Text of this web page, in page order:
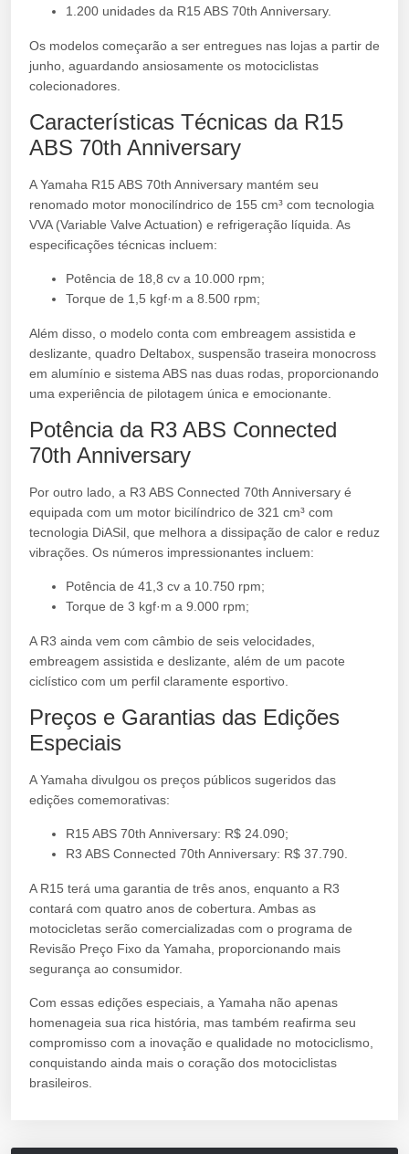
1.200 unidades da R15 ABS 70th Anniversary.
Os modelos começarão a ser entregues nas lojas a partir de
junho, aguardando ansiosamente os motociclistas
colecionadores.
Características Técnicas da R15
ABS 70th Anniversary
A Yamaha R15 ABS 70th Anniversary mantém seu
renomado motor monocilíndrico de 155 cm³ com tecnologia
VVA (Variable Valve Actuation) e refrigeração líquida. As
especificações técnicas incluem:
Potência de 18,8 cv a 10.000 rpm;
Torque de 1,5 kgf·m a 8.500 rpm;
Além disso, o modelo conta com embreagem assistida e
deslizante, quadro Deltabox, suspensão traseira monocross
em alumínio e sistema ABS nas duas rodas, proporcionando
uma experiência de pilotagem única e emocionante.
Potência da R3 ABS Connected
70th Anniversary
Por outro lado, a R3 ABS Connected 70th Anniversary é
equipada com um motor bicilíndrico de 321 cm³ com
tecnologia DiASil, que melhora a dissipação de calor e reduz
vibrações. Os números impressionantes incluem:
Potência de 41,3 cv a 10.750 rpm;
Torque de 3 kgf·m a 9.000 rpm;
A R3 ainda vem com câmbio de seis velocidades,
embreagem assistida e deslizante, além de um pacote
ciclístico com um perfil claramente esportivo.
Preços e Garantias das Edições
Especiais
A Yamaha divulgou os preços públicos sugeridos das
edições comemorativas:
R15 ABS 70th Anniversary: R$ 24.090;
R3 ABS Connected 70th Anniversary: R$ 37.790.
A R15 terá uma garantia de três anos, enquanto a R3
contará com quatro anos de cobertura. Ambas as
motocicletas serão comercializadas com o programa de
Revisão Preço Fixo da Yamaha, proporcionando mais
segurança ao consumidor.
Com essas edições especiais, a Yamaha não apenas
homenageia sua rica história, mas também reafirma seu
compromisso com a inovação e qualidade no motociclismo,
conquistando ainda mais o coração dos motociclistas
brasileiros.